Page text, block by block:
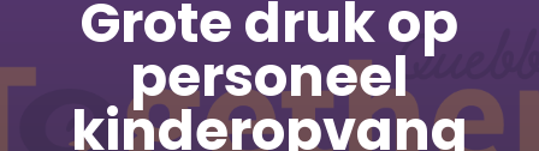
Grote druk op
personeel
kinderopvang